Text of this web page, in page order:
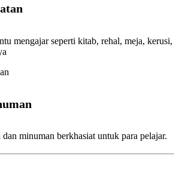
mengajar seperti kitab, rehal, meja, kerusi,
dan minuman berkhasiat untuk para pelajar.